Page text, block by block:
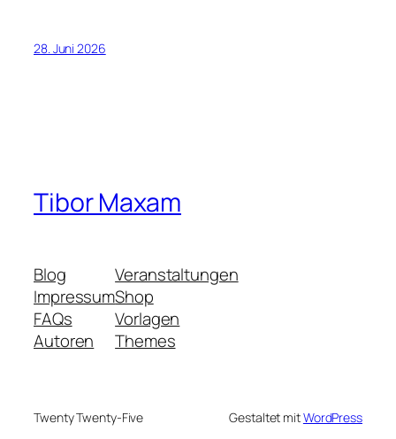
28. Juni 2026
Tibor Maxam
Blog
Impressum
FAQs
Autoren
Veranstaltungen
Shop
Vorlagen
Themes
Twenty Twenty-Five Gestaltet mitWordPress